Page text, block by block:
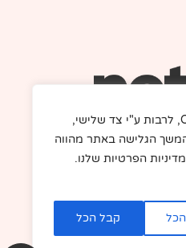
אתר זה עושה שימוש בקבצי Cookies, לרבות ע"י צד שלישי,
הגלישה באתר מהווה
הפרטיות שלנו.
קבל הכל
I
n
s
g
m
F
a
c
o
o
k
-